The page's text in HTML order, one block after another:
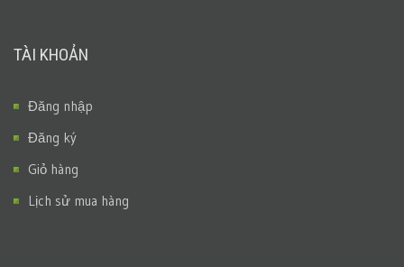
TÀI KHOẢN
Đăng nhập
Đăng ký
Giỏ hàng
Lịch sử mua hàng